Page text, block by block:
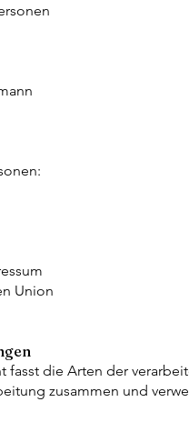
Union
fasst die Arten der
zusammen und